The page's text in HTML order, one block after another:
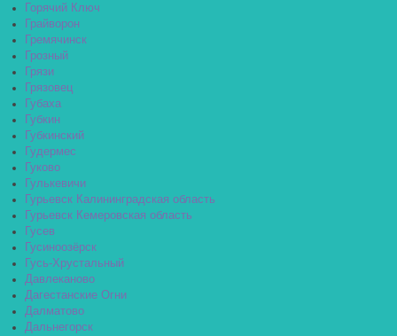
Горячий Ключ
Грайворон
Гремячинск
Грозный
Грязи
Грязовец
Губаха
Губкин
Губкинский
Гудермес
Гуково
Гулькевичи
Гурьевск Калининградская область
Гурьевск Кемеровская область
Гусев
Гусиноозёрск
Гусь-Хрустальный
Давлеканово
Дагестанские Огни
Далматово
Дальнегорск